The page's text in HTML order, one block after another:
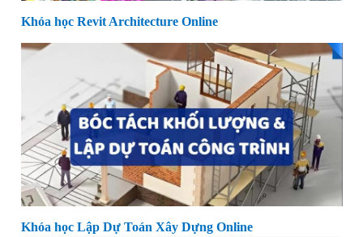
Khóa học Revit Architecture Online
Khóa học Lập Dự Toán Xây Dựng Online